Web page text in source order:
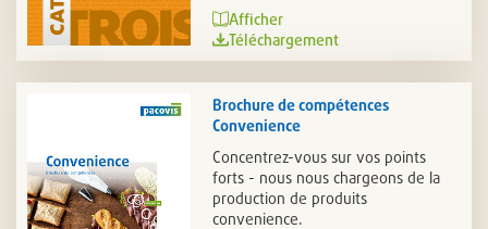
Afficher
Téléchargement
Brochure de compétences
Convenience
Concentrez-vous sur vos points
forts ­- nous nous chargeons de la
production de produits
convenience.